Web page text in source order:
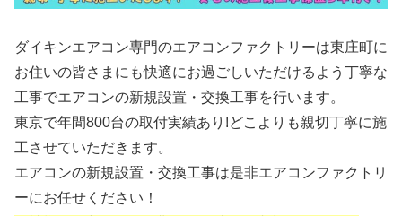
ダイキンエアコン専門のエアコンファクトリーは東庄町に
お住いの皆さまにも快適にお過ごしいただけるよう丁寧な
工事でエアコンの新規設置・交換工事を行います。
東京で年間800台の取付実績あり!どこよりも親切丁寧に施
工させていただきます。
エアコンの新規設置・交換工事は是非エアコンファクトリ
ーにお任せください！